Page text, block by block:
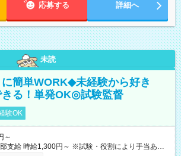
応募する 詳細へ
未読
簡単WORK◆未経験から好き
る！単発OK◎試験監督
験OK
～
役割により手当あり